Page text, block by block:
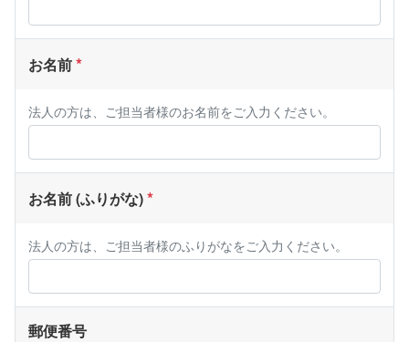
お名前
法人の方は、ご担当者様のお名前をご入力ください。
お名前 (ふりがな)
法人の方は、ご担当者様のふりがなをご入力ください。
郵便番号